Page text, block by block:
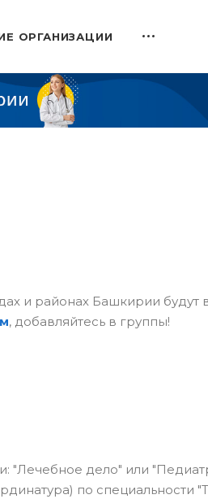
ОРГАНИЗАЦИИ
и районах Башкирии будут
, добавляйтесь в группы!
"Лечебное дело" или
по специальности